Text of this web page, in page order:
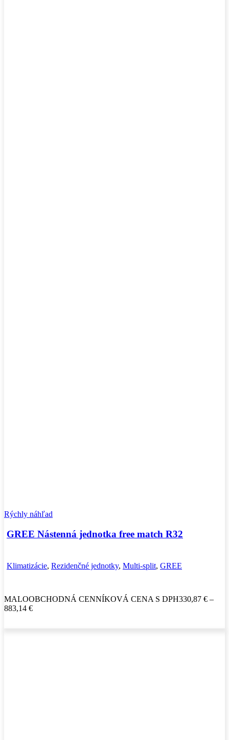
Rýchly náhľad
GREE Nástenná jednotka free match R32
Klimatizácie, Rezidenčné jednotky, Multi-split, GREE
MALOOBCHODNÁ CENNÍKOVÁ CENA S DPH330,87 € –
883,14 €